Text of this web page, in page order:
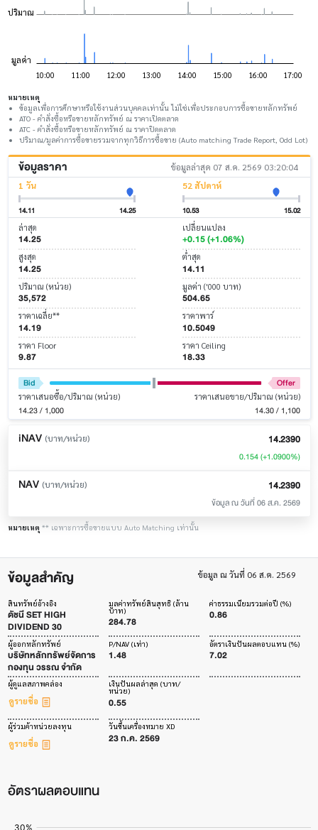
หมายเหตุ
ข้อมูลเพื่อการศึกษาหรือใช้งานส่วนบุคคลเท่านั้น ไม่ใช่เพื่อประกอบการซื้อขายหลักทรัพย์
ATO - คำสั่งซื้อหรือขายหลักทรัพย์ ณ ราคาเปิดตลาด
ATC - คำสั่งซื้อหรือขายหลักทรัพย์ ณ ราคาปิดตลาด
ปริมาณ/มูลค่าการซื้อขายรวมจากทุกวิธีการซื้อขาย (Auto matching Trade Report, Odd Lot)
ข้อมูลราคา
ข้อมูลล่าสุด 07 ส.ค. 2569 03:20:04
1 วัน
14.11 14.25
52 สัปดาห์
10.53 15.02
ล่าสุด
14.25
เปลี่ยนแปลง
+0.15 (+1.06%)
สูงสุด
14.25
ต่ำสุด
14.11
ปริมาณ (หน่วย)
35,572
มูลค่า ('000 บาท)
504.65
ราคาเฉลี่ย**
14.19
ราคาพาร์
10.5049
ราคา Floor
9.87
ราคา Ceiling
18.33
Bid Offer
ราคาเสนอซื้อ/ปริมาณ (หน่วย)
14.23 / 1,000
ราคาเสนอขาย/ปริมาณ (หน่วย)
14.30 / 1,100
iNAV (บาท/หน่วย) 14.2390
0.154(+1.0900%)
NAV (บาท/หน่วย) 14.2390
ข้อมูล ณ วันที่ 06 ส.ค. 2569
หมายเหตุ ** เฉพาะการซื้อขายแบบ Auto Matching เท่านั้น
ข้อมูลสำคัญ ข้อมูล ณ วันที่ 06 ส.ค. 2569
สินทรัพย์อ้างอิง
ดัชนี SET HIGH
DIVIDEND 30
มูลค่าทรัพย์สินสุทธิ (ล้าน
บาท)
284.78
ค่าธรรมเนียมรวมต่อปี (%)
0.86
ผู้ออกหลักทรัพย์
บริษัทหลักทรัพย์จัดการ
กองทุน วรรณ จำกัด
P/NAV (เท่า)
1.48
อัตราเงินปันผลตอบแทน (%)
7.02
ผู้ดูแลสภาพคล่อง
ดูรายชื่อ
เงินปันผลล่าสุด (บาท/
หน่วย)
0.55
ผู้ร่วมค้าหน่วยลงทุน
ดูรายชื่อ
วันขึ้นเครื่องหมาย XD
23 ก.ค. 2569
อัตราผลตอบแทน